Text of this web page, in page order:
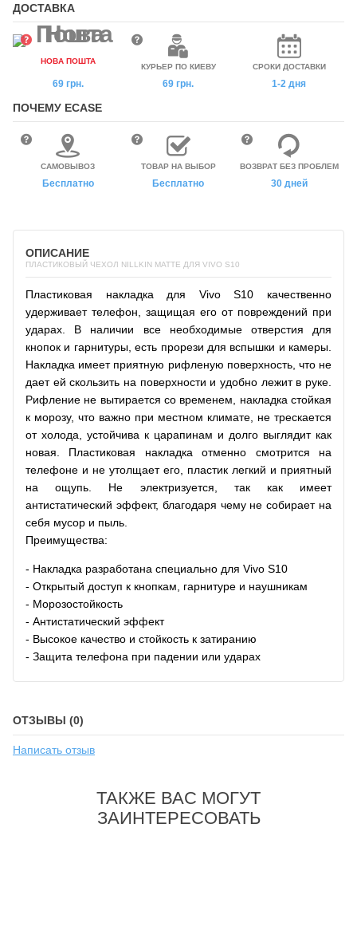
ДОСТАВКА
НОВА ПОШТА
69 грн.
КУРЬЕР ПО КИЕВУ
69 грн.
СРОКИ ДОСТАВКИ
1-2 дня
ПОЧЕМУ ECASE
САМОВЫВОЗ
Бесплатно
ТОВАР НА ВЫБОР
Бесплатно
ВОЗВРАТ БЕЗ ПРОБЛЕМ
30 дней
ОПИСАНИЕ
ПЛАСТИКОВЫЙ ЧЕХОЛ NILLKIN MATTE ДЛЯ VIVO S10
Пластиковая накладка для Vivo S10 качественно
удерживает телефон, защищая его от повреждений при
ударах. В наличии все необходимые отверстия для
кнопок и гарнитуры, есть прорези для вспышки и камеры.
Накладка имеет приятную рифленую поверхность, что не
дает ей скользить на поверхности и удобно лежит в руке.
Рифление не вытирается со временем, накладка стойкая
к морозу, что важно при местном климате, не трескается
от холода, устойчива к царапинам и долго выглядит как
новая. Пластиковая накладка отменно смотрится на
телефоне и не утолщает его, пластик легкий и приятный
на ощупь. Не электризуется, так как имеет
антистатический эффект, благодаря чему не собирает на
себя мусор и пыль.
Преимущества:
- Накладка разработана специально для Vivo S10
- Открытый доступ к кнопкам, гарнитуре и наушникам
- Морозостойкость
- Антистатический эффект
- Высокое качество и стойкость к затиранию
- Защита телефона при падении или ударах
ОТЗЫВЫ (0)
Написать отзыв
ТАКЖЕ ВАС МОГУТ
ЗАИНТЕРЕСОВАТЬ